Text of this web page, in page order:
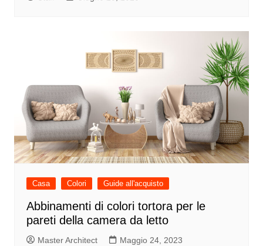
Casa Colori Guide all'acquisto
Abbinamenti di colori tortora per le
pareti della camera da letto
Master Architect Maggio 24, 2023